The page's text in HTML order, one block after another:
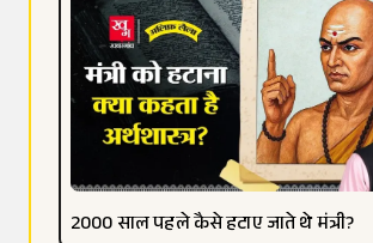
2000 साल पहले कैसे हटाए जाते थे मंत्री?